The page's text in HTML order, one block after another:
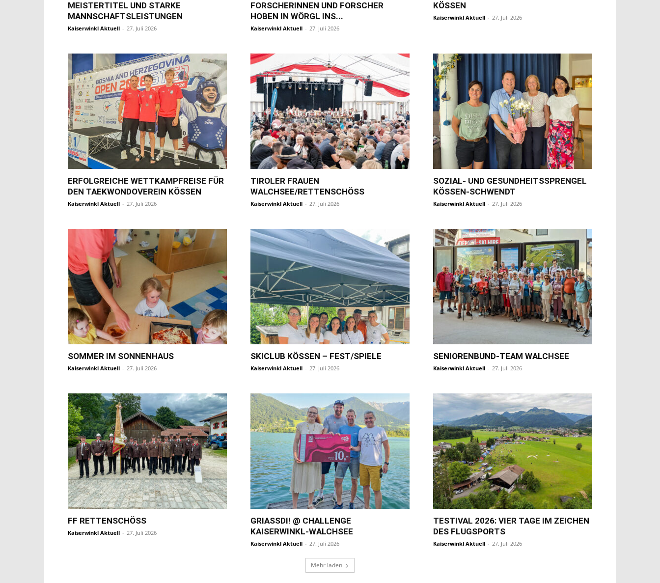
MEISTERTITEL UND STARKE
MANNSCHAFTSLEISTUNGEN
Kaiserwinkl Aktuell - 27. Juli 2026
FORSCHERINNEN UND FORSCHER
HOBEN IN WÖRGL INS...
Kaiserwinkl Aktuell - 27. Juli 2026
KÖSSEN
Kaiserwinkl Aktuell - 27. Juli 2026
ERFOLGREICHE WETTKAMPFREISE FÜR
DEN TAEKWONDOVEREIN KÖSSEN
Kaiserwinkl Aktuell - 27. Juli 2026
TIROLER FRAUEN
WALCHSEE/RETTENSCHÖSS
Kaiserwinkl Aktuell - 27. Juli 2026
SOZIAL- UND GESUNDHEITSSPRENGEL
KÖSSEN-SCHWENDT
Kaiserwinkl Aktuell - 27. Juli 2026
SOMMER IM SONNENHAUS
Kaiserwinkl Aktuell - 27. Juli 2026
SKICLUB KÖSSEN – FEST/SPIELE
Kaiserwinkl Aktuell - 27. Juli 2026
SENIORENBUND-TEAM WALCHSEE
Kaiserwinkl Aktuell - 27. Juli 2026
FF RETTENSCHÖSS
Kaiserwinkl Aktuell - 27. Juli 2026
GRIASSDI! @ CHALLENGE K
AISERWINKL-WALCHSEE
Kaiserwinkl Aktuell - 27. Juli 2026
TESTIVAL 2026: VIER TAGE IM ZEICHEN
DES FLUGSPORTS
Kaiserwinkl Aktuell - 27. Juli 2026
Mehr laden